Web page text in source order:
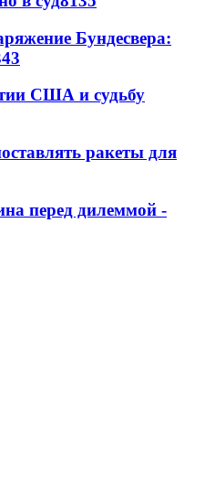
Бундесвера:
США и судьбу
ракеты для
перед дилеммой -